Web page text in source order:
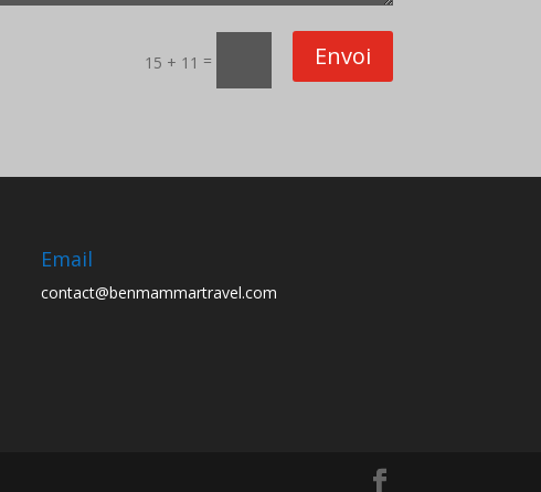
15 + 11 = Envoi
Email
contact@benmammartravel.com